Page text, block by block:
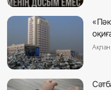
Ақпан